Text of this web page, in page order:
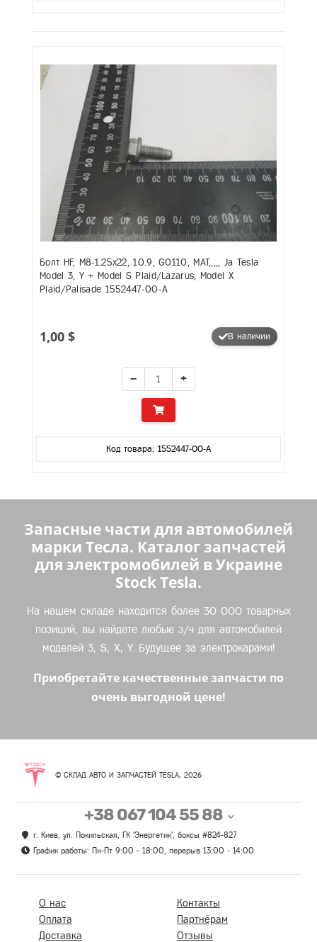
Болт HF, M8-1.25x22, 10.9, G0110, MAT,,,,, Ja Tesla
Model 3, Y + Model S Plaid/Lazarus, Model X
Plaid/Palisade 1552447-00-A
1,00 $ В наличии
− +
Код товара: 1552447-00-A
Запасные части для автомобилей
марки Тесла. Каталог запчастей
для электромобилей в Украине
Stock Tesla.
На нашем складе находится более 30 000 товарных
позиций, вы найдете любые з/ч для автомобилей
моделей 3, S, X, Y. Будущее за электрокарами!
Приобретайте качественные запчасти по
очень выгодной цене!
© СКЛАД АВТО И ЗАПЧАСТЕЙ TESLA, 2026
+38 067 104 55 88
г. Киев, ул. Покильская, ГК 'Энергетик', боксы #824-827
График работы: Пн-Пт 9:00 - 18:00, перерыв 13:00 - 14:00
О нас
Оплата
Доставка
Контакты
Партнёрам
Отзывы